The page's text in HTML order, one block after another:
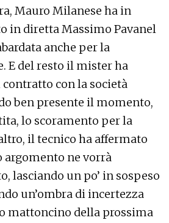
Mauro Milanese ha in
in diretta Massimo Pavanel
anche per la
E del resto il mister ha
con la società
ben presente il momento,
lo scoramento per la
il tecnico ha affermato
argomento ne vorrà
lasciando un po’ in sospeso
un’ombra di incertezza
mattoncino della prossima